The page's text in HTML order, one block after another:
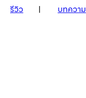
รีวิว บทความ